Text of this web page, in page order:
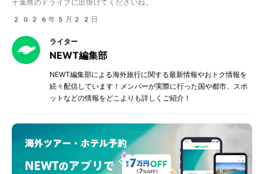
千葉県のドライブに出掛けてくださいね。
2026年5月22日
ライター
NEWT編集部
NEWT編集部による海外旅行に関する最新情報やおトク情報を
続々配信しています！メンバーが実際に行った国や都市、スポ
ットなどの情報をどこよりも詳しくご紹介！